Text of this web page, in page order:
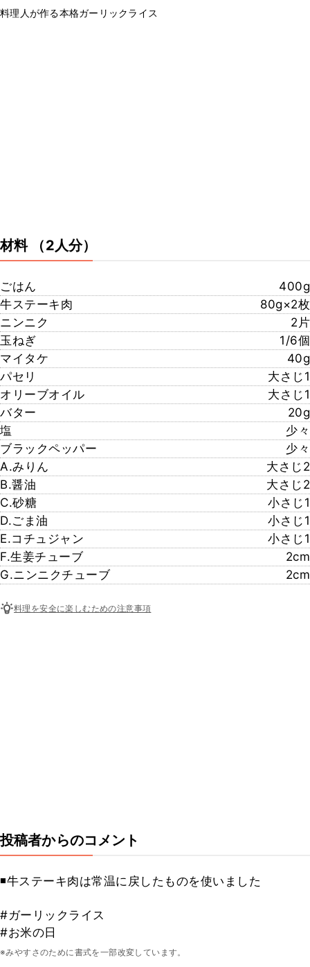
料理人が作る本格ガーリックライス
材料 （2人分）
ごはん
400g
牛ステーキ肉
80g×2枚
ニンニク
2片
玉ねぎ
1/6個
マイタケ
40g
パセリ
大さじ1
オリーブオイル
大さじ1
バター
20g
塩
少々
ブラックペッパー
少々
A.みりん
大さじ2
B.醤油
大さじ2
C.砂糖
小さじ1
D.ごま油
小さじ1
E.コチュジャン
小さじ1
F.生姜チューブ
2cm
G.ニンニクチューブ
2cm
料理を安全に楽しむための注意事項
投稿者からのコメント
◾️牛ステーキ肉は常温に戻したものを使いました
#ガーリックライス
#お米の日
※みやすさのために書式を一部改変しています。